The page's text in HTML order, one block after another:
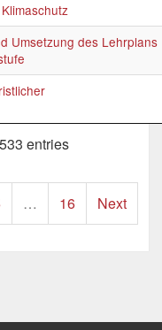
Umsetzung des Lehrplans
entries
… 16 Next